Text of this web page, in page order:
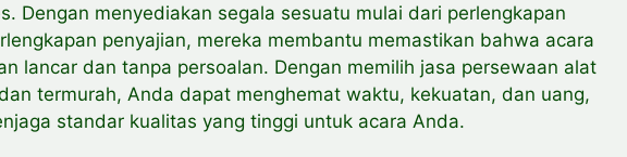
Dengan menyediakan segala sesuatu mulai dari perlengkapan
penyajian, mereka membantu memastikan bahwa acara
lancar dan tanpa persoalan. Dengan memilih jasa persewaan alat
termurah, Anda dapat menghemat waktu, kekuatan, dan uang,
standar kualitas yang tinggi untuk acara Anda.